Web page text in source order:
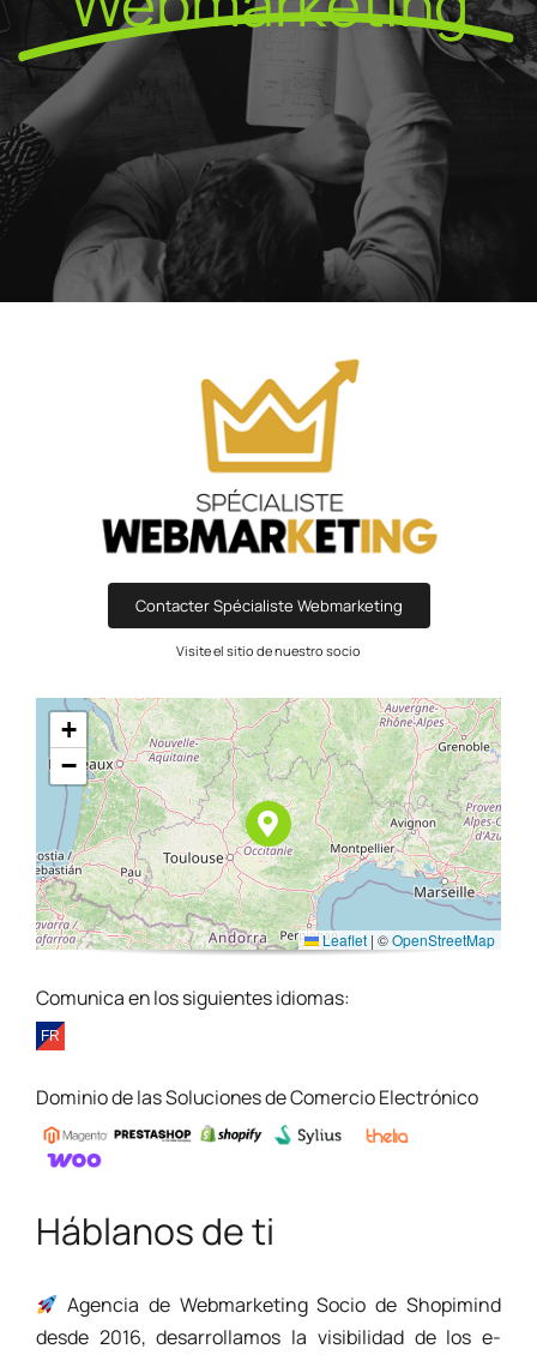
Contacter Spécialiste Webmarketing
Visite el sitio de nuestro socio
+
−
Leaflet | ©OpenStreetMap
Comunica en los siguientes idiomas:
Dominio de las Soluciones de Comercio Electrónico
Háblanos de ti
Agencia de Webmarketing Socio de Shopimind
desde 2016, desarrollamos la visibilidad de los e-